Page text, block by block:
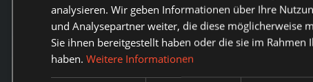
Control
Validation)
Control
Validation)
analysieren. Wir geben Informationen über Ihre
und Analysepartner weiter, die diese möglicherweise
Sie ihnen bereitgestellt haben oder die sie im
haben. Weitere Informationen